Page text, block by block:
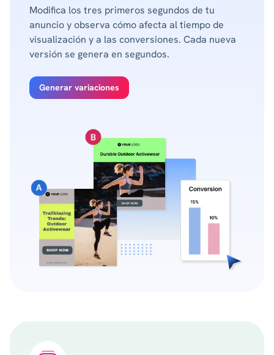
Modifica los tres primeros segundos de tu
anuncio y observa cómo afecta al tiempo de
visualización y a las conversiones. Cada nueva
versión se genera en segundos.
Generar variaciones